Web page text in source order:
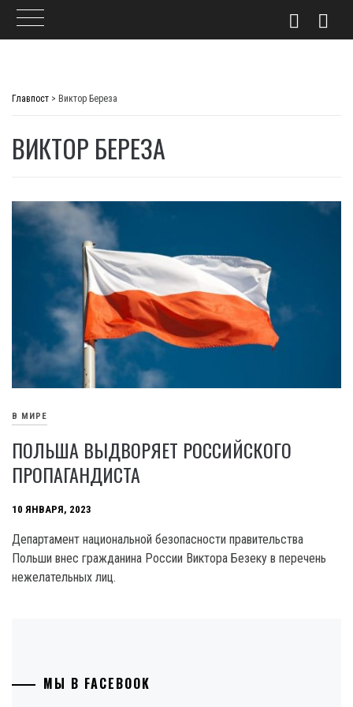
Главпост > Виктор Береза
ВИКТОР БЕРЕЗА
В МИРЕ
ПОЛЬША ВЫДВОРЯЕТ РОССИЙСКОГО
ПРОПАГАНДИСТА
10 ЯНВАРЯ, 2023
Департамент национальной безопасности правительства
Польши внес гражданина России Виктора Безеку в перечень
нежелательных лиц.
МЫ В FACEBOOK